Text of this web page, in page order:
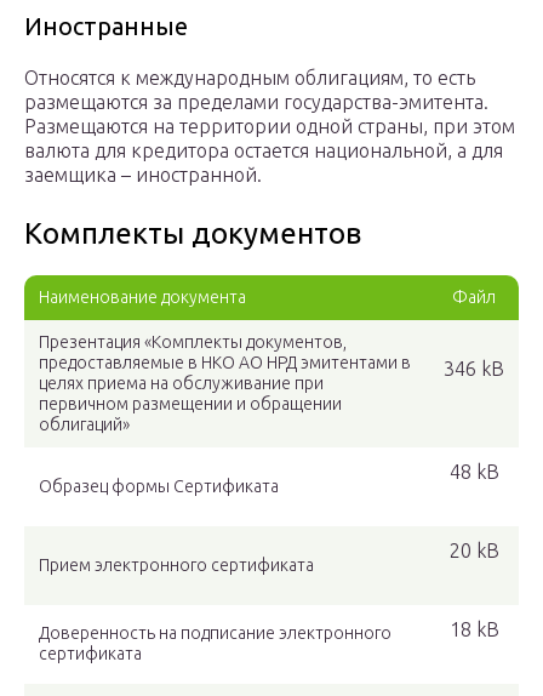
Иностранные
Относятся к международным облигациям, то есть
размещаются за пределами государства-эмитента.
Размещаются на территории одной страны, при этом
валюта для кредитора остается национальной, а для
заемщика – иностранной.
Комплекты документов
Наименование документа Файл
Презентация «Комплекты документов,
предоставляемые в НКО АО НРД эмитентами в
целях приема на обслуживание при
первичном размещении и обращении
облигаций»
346 kB
Образец формы Сертификата
48 kB
Прием электронного сертификата
20 kB
Доверенность на подписание электронного
сертификата
18 kB